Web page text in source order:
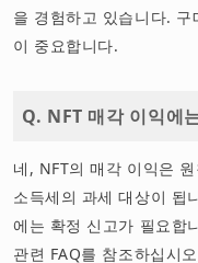
을 경험하고 있습니다.
이 중요합니다.
Q. NFT 매각 이익에
네, NFT의 매각 이익은
소득세의 과세 대상이 됩
에는 확정 신고가 필요합
관련 FAQ를 참조하십시